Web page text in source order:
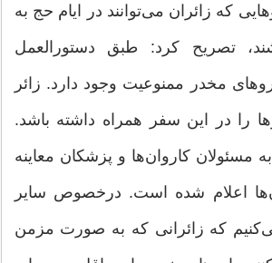
که زائران می‌توانند در ایام حج به
تصریح کرد: طبق دستورالعمل
مخدر ممنوعیت وجود دارد. زائر
را در این سفر همراه داشته باشد.
مسئولان کاروان‌ها و پزشکان معاینه
اعلام شده است. درخصوص سایر
می‌کنیم که زائرانی که به صورت مزمن